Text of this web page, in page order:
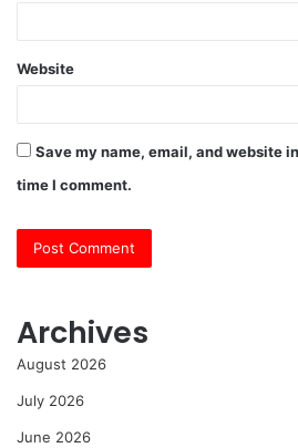
Website
Save my name, email, and website
time I comment.
Archives
August 2026
July 2026
June 2026